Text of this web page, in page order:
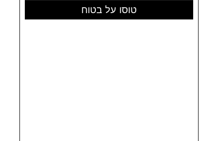
טוסו על בטוח